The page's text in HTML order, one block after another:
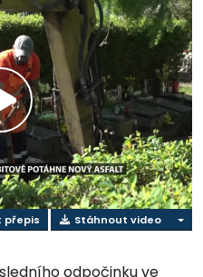
Přehrát
video
přepis Stáhnout video
odpočinku ve